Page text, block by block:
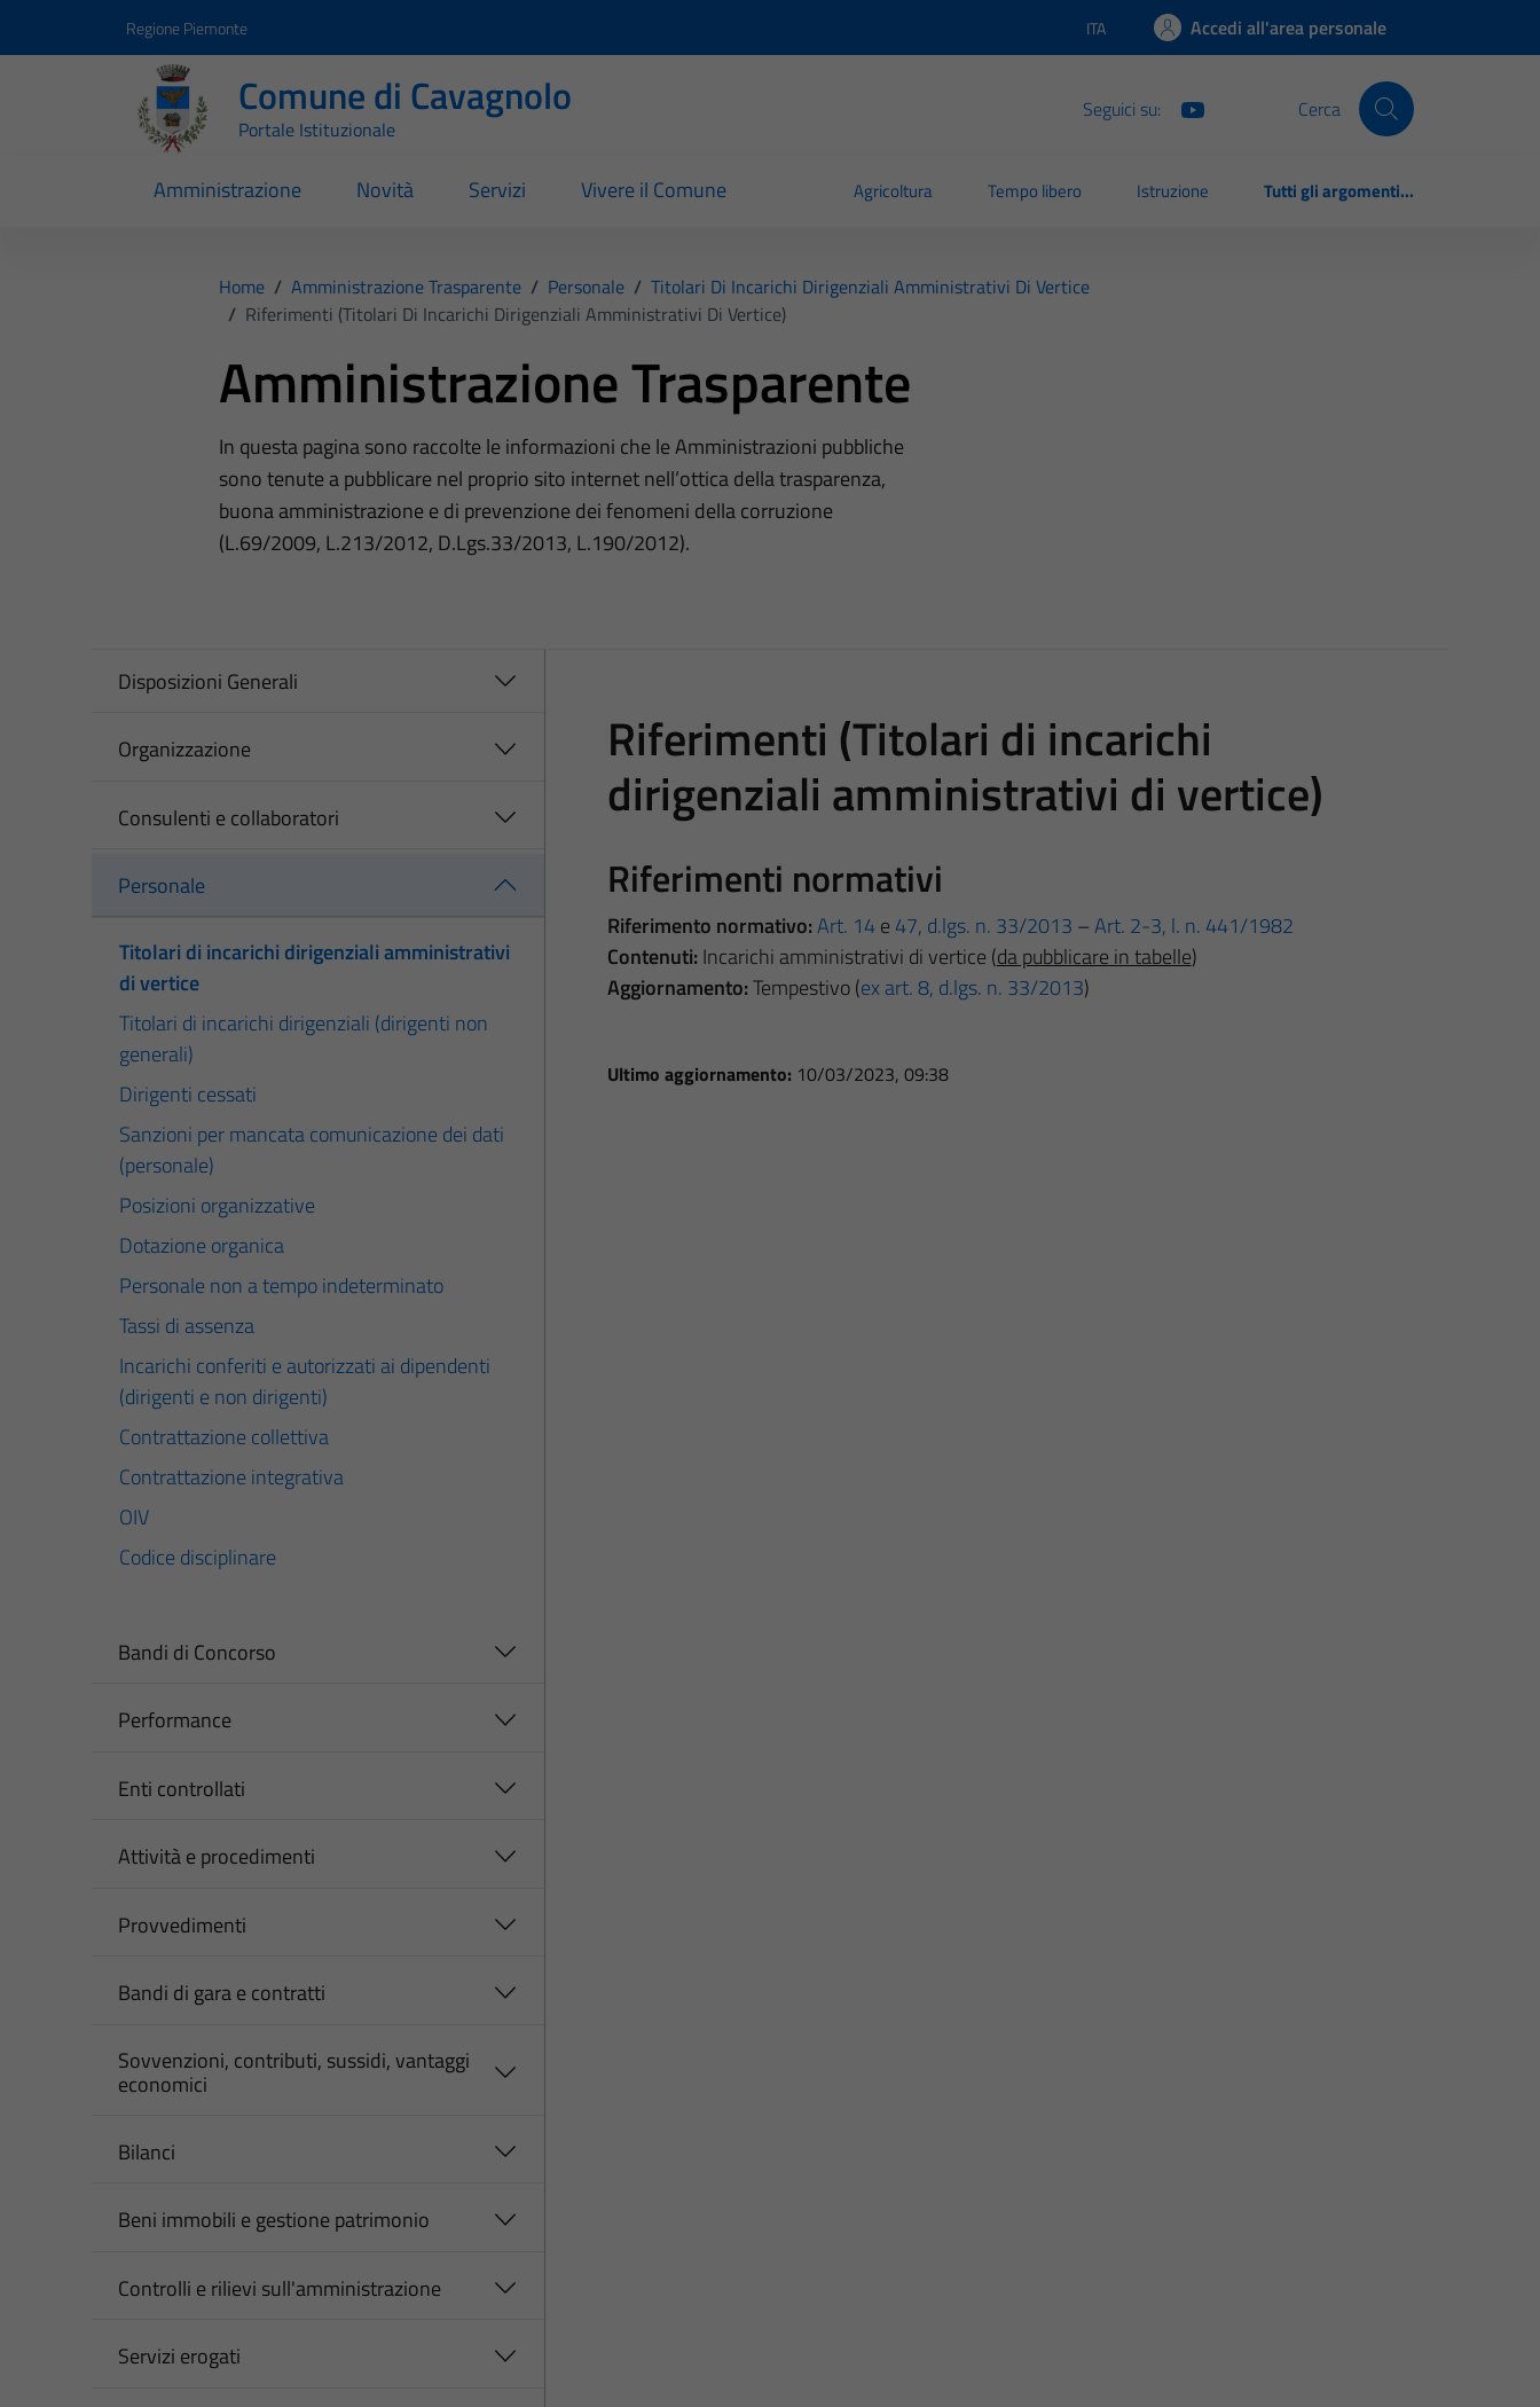
Regione Piemonte Lingua attiva:
ITA Accedi all'area personale
Comune di Cavagnolo
Portale Istituzionale
Seguici su: Cerca
Amministrazione Novità Servizi Vivere il Comune Agricoltura Tempo libero Istruzione Tutti gli argomenti...
Home / Amministrazione Trasparente / Personale / Titolari Di Incarichi Dirigenziali Amministrativi Di Vertice
/ Riferimenti (Titolari Di Incarichi Dirigenziali Amministrativi Di Vertice)
Amministrazione Trasparente
In questa pagina sono raccolte le informazioni che le Amministrazioni pubbliche
sono tenute a pubblicare nel proprio sito internet nell’ottica della trasparenza,
buona amministrazione e di prevenzione dei fenomeni della corruzione
(L.69/2009, L.213/2012, D.Lgs.33/2013, L.190/2012).
Disposizioni Generali
Organizzazione
Consulenti e collaboratori
Personale
Titolari di incarichi dirigenziali amministrativi
di vertice
Titolari di incarichi dirigenziali (dirigenti non
generali)
Dirigenti cessati
Sanzioni per mancata comunicazione dei dati
(personale)
Posizioni organizzative
Dotazione organica
Personale non a tempo indeterminato
Tassi di assenza
Incarichi conferiti e autorizzati ai dipendenti
(dirigenti e non dirigenti)
Contrattazione collettiva
Contrattazione integrativa
OIV
Codice disciplinare
Bandi di Concorso
Performance
Enti controllati
Attività e procedimenti
Provvedimenti
Bandi di gara e contratti
Sovvenzioni, contributi, sussidi, vantaggi
economici
Bilanci
Beni immobili e gestione patrimonio
Controlli e rilievi sull'amministrazione
Servizi erogati
Riferimenti (Titolari di incarichi
dirigenziali amministrativi di vertice)
Riferimenti normativi
Riferimento normativo:Art. 14 e 47, d.lgs. n. 33/2013 –Art. 2-3, l. n. 441/1982
Contenuti: Incarichi amministrativi di vertice (da pubblicare in tabelle)
Aggiornamento:Tempestivo (ex art. 8, d.lgs. n. 33/2013)
Ultimo aggiornamento: 10/03/2023, 09:38